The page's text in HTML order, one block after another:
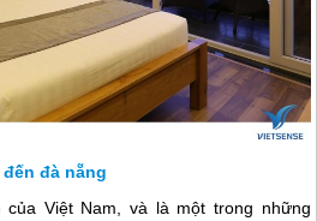
đà nẵng
Việt Nam, và là một trong những